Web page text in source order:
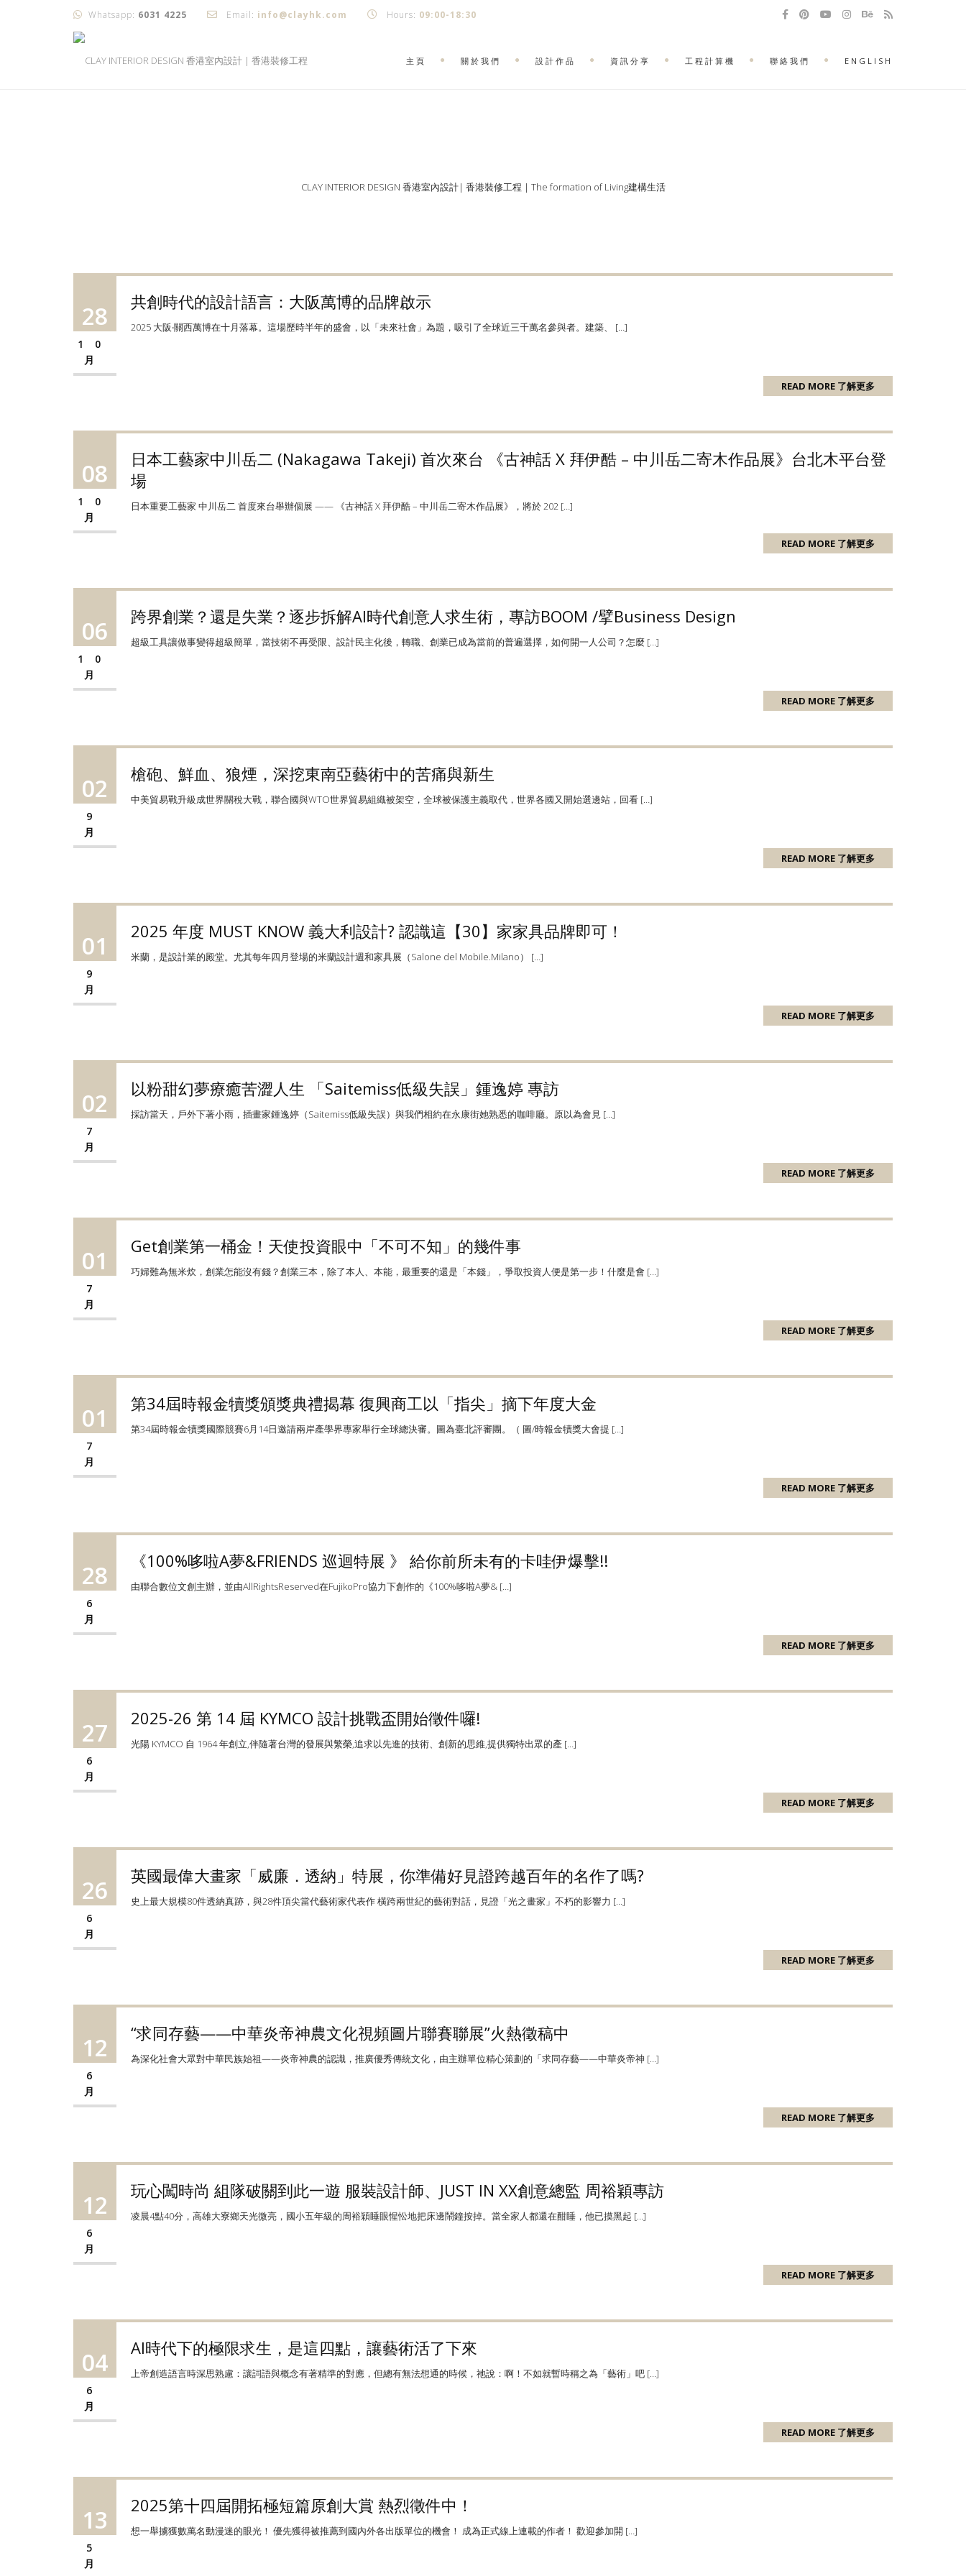
Whatsapp: 6031 4225 Email: info@clayhk.com Hours: 09:00-18:30
主頁 關於我們 設計作品 資訊分享 工程計算機 聯絡我們 ENGLISH
CLAY INTERIOR DESIGN 香港室內設計| 香港裝修工程 | The formation of Living建構生活
28
10
月
共創時代的設計語言：大阪萬博的品牌啟示
2025 大阪‧關西萬博在十月落幕。這場歷時半年的盛會，以「未來社會」為題，吸引了全球近三千萬名參與者。建築、 […]
READ MORE 了解更多
08
10
月
日本工藝家中川岳二 (Nakagawa Takeji) 首次來台 《古神話 X 拜伊酷 – 中川岳二寄木作品展》台北木平台登
場
日本重要工藝家 中川岳二 首度來台舉辦個展 —— 《古神話 X 拜伊酷 – 中川岳二寄木作品展》，將於 202 […]
READ MORE 了解更多
06
10
月
跨界創業？還是失業？逐步拆解AI時代創意人求生術，專訪BOOM /擘Business Design
超級工具讓做事變得超級簡單，當技術不再受限、設計民主化後，轉職、創業已成為當前的普遍選擇，如何開一人公司？怎麼 […]
READ MORE 了解更多
02
9
月
槍砲、鮮血、狼煙，深挖東南亞藝術中的苦痛與新生
中美貿易戰升級成世界關稅大戰，聯合國與WTO世界貿易組織被架空，全球被保護主義取代，世界各國又開始選邊站，回看 […]
READ MORE 了解更多
01
9
月
2025 年度 MUST KNOW 義大利設計? 認識這【30】家家具品牌即可！
米蘭，是設計業的殿堂。尤其每年四月登場的米蘭設計週和家具展（Salone del Mobile.Milano） […]
READ MORE 了解更多
02
7
月
以粉甜幻夢療癒苦澀人生 「Saitemiss低級失誤」鍾逸婷 專訪
採訪當天，戶外下著小雨，插畫家鍾逸婷（Saitemiss低級失誤）與我們相約在永康街她熟悉的咖啡廳。原以為會見 […]
READ MORE 了解更多
01
7
月
Get創業第一桶金！天使投資眼中「不可不知」的幾件事
巧婦難為無米炊，創業怎能沒有錢？創業三本，除了本人、本能，最重要的還是「本錢」，爭取投資人便是第一步！什麼是會 […]
READ MORE 了解更多
01
7
月
第34屆時報金犢獎頒獎典禮揭幕 復興商工以「指尖」摘下年度大金
第34屆時報金犢獎國際競賽6月14日邀請兩岸產學界專家舉行全球總決審。圖為臺北評審團。（ 圖/時報金犢獎大會提 […]
READ MORE 了解更多
28
6
月
《100%哆啦A夢&FRIENDS 巡迴特展 》 給你前所未有的卡哇伊爆擊!!
由聯合數位文創主辦，並由AllRightsReserved在FujikoPro協力下創作的《100%哆啦A夢& […]
READ MORE 了解更多
27
6
月
2025-26 第 14 屆 KYMCO 設計挑戰盃開始徵件囉!
光陽 KYMCO 自 1964 年創立,伴隨著台灣的發展與繁榮,追求以先進的技術、創新的思維,提供獨特出眾的產 […]
READ MORE 了解更多
26
6
月
英國最偉大畫家「威廉．透納」特展，你準備好見證跨越百年的名作了嗎?
史上最大規模80件透納真跡，與28件頂尖當代藝術家代表作 橫跨兩世紀的藝術對話，見證「光之畫家」不朽的影響力 […]
READ MORE 了解更多
12
6
月
“求同存藝——中華炎帝神農文化視頻圖片聯賽聯展”火熱徵稿中
為深化社會大眾對中華民族始祖——炎帝神農的認識，推廣優秀傳統文化，由主辦單位精心策劃的「求同存藝——中華炎帝神 […]
READ MORE 了解更多
12
6
月
玩心闖時尚 組隊破關到此一遊 服裝設計師、JUST IN XX創意總監 周裕穎專訪
凌晨4點40分，高雄大寮鄉天光微亮，國小五年級的周裕穎睡眼惺忪地把床邊鬧鐘按掉。當全家人都還在酣睡，他已摸黑起 […]
READ MORE 了解更多
04
6
月
AI時代下的極限求生，是這四點，讓藝術活了下來
上帝創造語言時深思熟慮：讓詞語與概念有著精準的對應，但總有無法想通的時候，祂說：啊！不如就暫時稱之為「藝術」吧 […]
READ MORE 了解更多
13
5
月
2025第十四屆開拓極短篇原創大賞 熱烈徵件中！
想一舉擄獲數萬名動漫迷的眼光！ 優先獲得被推薦到國內外各出版單位的機會！ 成為正式線上連載的作者！ 歡迎參加開 […]